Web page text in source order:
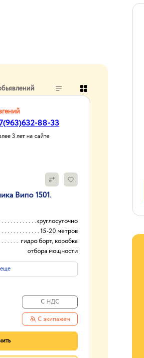
88-33
3 лет на сайте
Випо 1501.
круглосуточно
15-20 метров
гидро борт, коробка
отбора мощности
(ком)
С НДС
С экипажем